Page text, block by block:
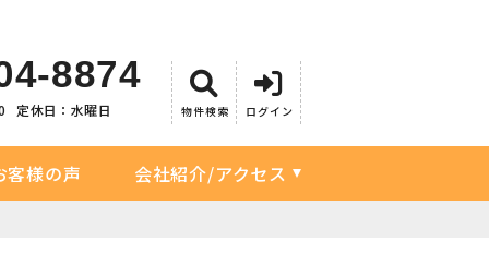
8874
定休日：水曜日 物件検索 ログイン
客様の声 会社紹介/アクセス